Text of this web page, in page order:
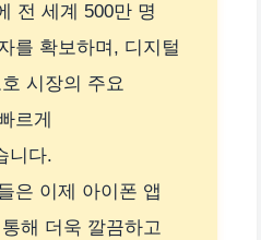
전 세계 500만 명
를 확보하며, 디지털
시장의 주요
르게
니다.
은 이제 아이폰 앱
해 더욱 깔끔하고